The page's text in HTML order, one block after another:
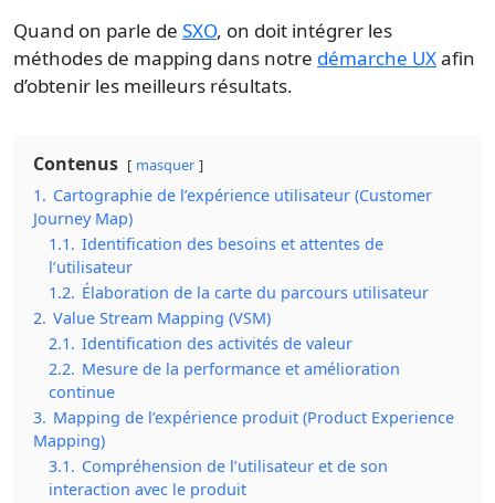
Quand on parle de SXO, on doit intégrer les
méthodes de mapping dans notre démarche UXafin
d’obtenir les meilleurs résultats.
Contenus masquer
1. Cartographie de l’expérience utilisateur (Customer
Journey Map)
1.1. Identification des besoins et attentes de
l’utilisateur
1.2. Élaboration de la carte du parcours utilisateur
2. Value Stream Mapping (VSM)
2.1. Identification des activités de valeur
2.2. Mesure de la performance et amélioration
continue
3. Mapping de l’expérience produit (Product Experience
Mapping)
3.1. Compréhension de l’utilisateur et de son
interaction avec le produit